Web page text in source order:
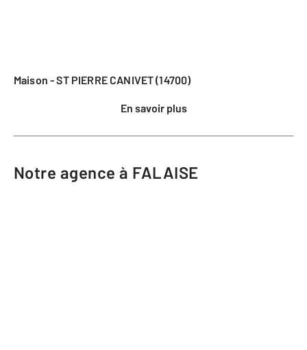
Maison - ST PIERRE CANIVET (14700)
En savoir plus
Notre agence à FALAISE